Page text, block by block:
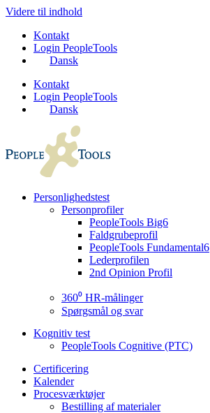
Videre til indhold
Kontakt
Login PeopleTools
Dansk
Kontakt
Login PeopleTools
Dansk
Personlighedstest
Personprofiler
PeopleTools Big6
Faldgrubeprofil
PeopleTools Fundamental6
Lederprofilen
2nd Opinion Profil
360⁰ HR-målinger
Spørgsmål og svar
Kognitiv test
PeopleTools Cognitive (PTC)
Certificering
Kalender
Procesværktøjer
Bestilling af materialer